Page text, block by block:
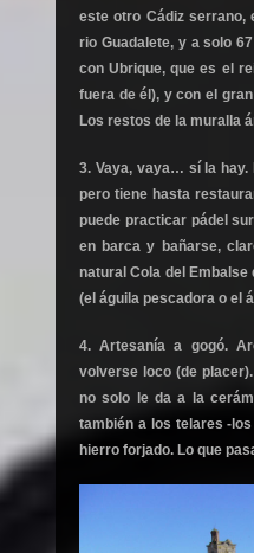
este otro Cádiz serrano,
rio Guadalete, y a solo
con Ubrique, que es el
fuera de él), y con el
Los restos de la muralla
3. Vaya, vaya… sí la
pero tiene hasta
puede practicar pádel
en barca y bañarse,
natural Cola del
(el águila pescadora o el
4. Artesanía a gogó.
volverse loco (de
no solo le da a la
también a los telares -
hierro forjado. Lo que